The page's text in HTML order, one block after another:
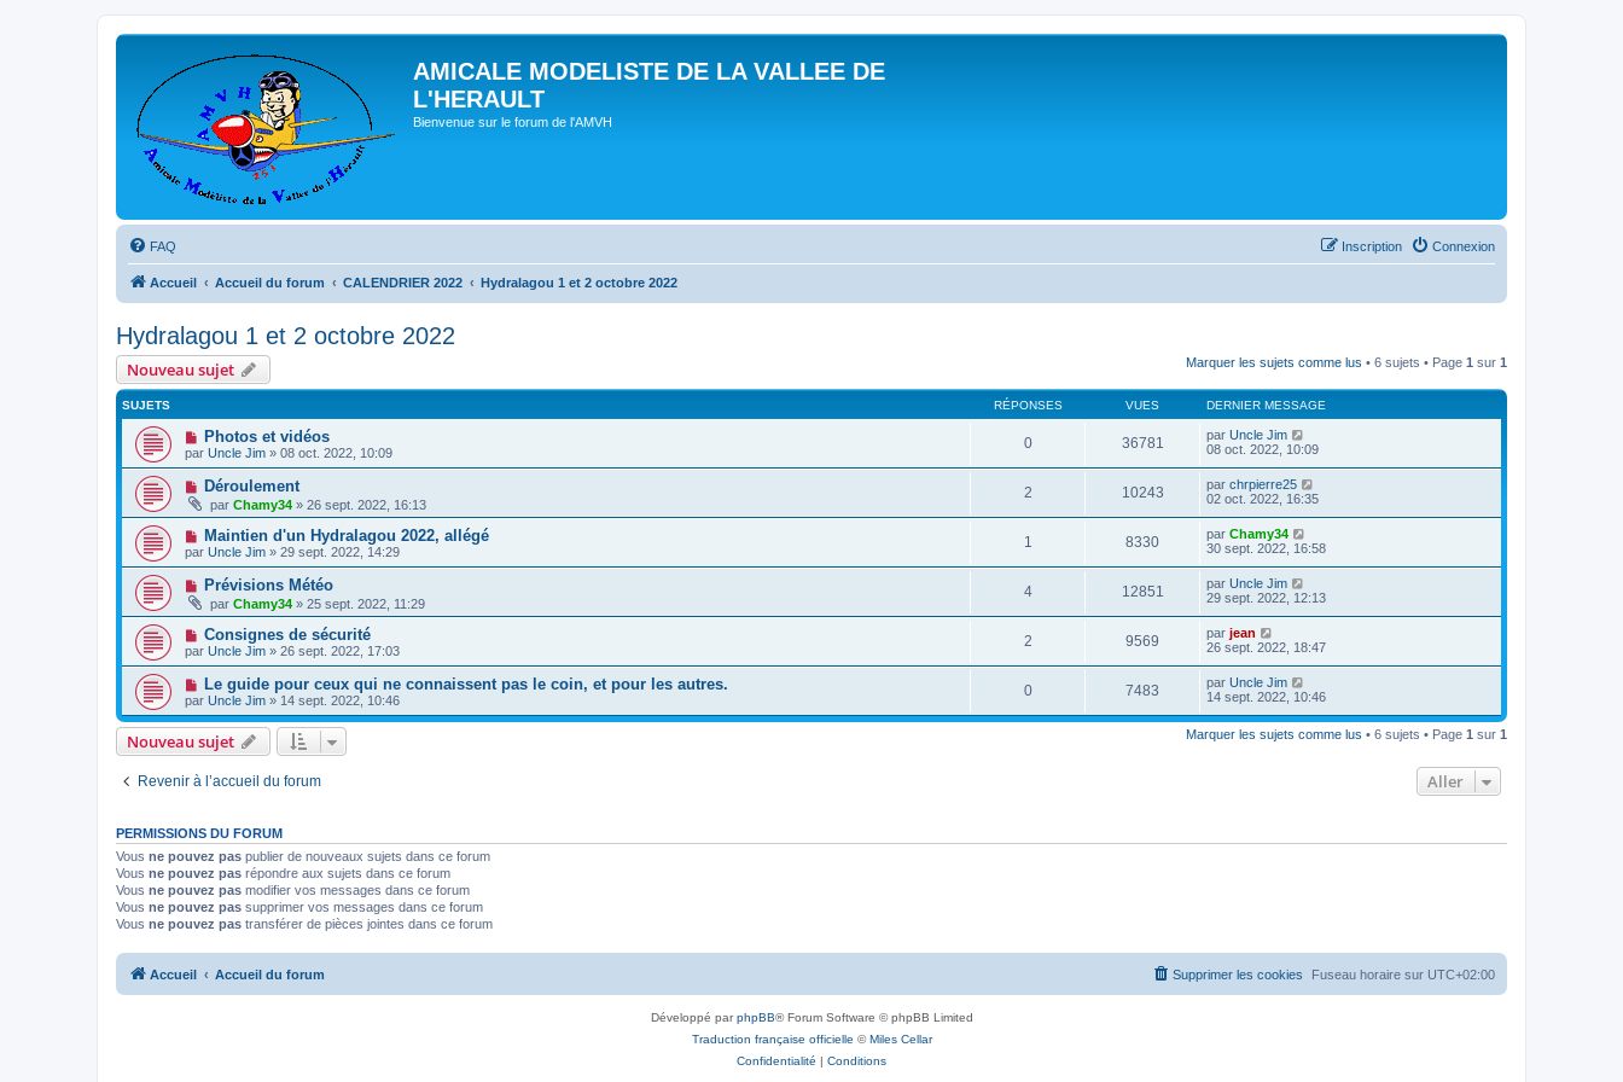
AMICALE MODELISTE DE LA VALLEE DE
L'HERAULT
Bienvenue sur le forum de l'AMVH
FAQ Connexion
Inscription
Accueil Accueil du forum CALENDRIER 2022 Hydralagou 1 et 2 octobre 2022
Hydralagou 1 et 2 octobre 2022
Nouveau sujet Marquer les sujets comme lus • 6 sujets • Page 1 sur 1
SUJETS RÉPONSES VUES DERNIER MESSAGE
Photos et vidéos
par Uncle Jim » 08 oct. 2022, 10:09
0 36781 par Uncle Jim
08 oct. 2022, 10:09
Déroulement
par Chamy34 » 26 sept. 2022, 16:13
2 10243 par chrpierre25
02 oct. 2022, 16:35
Maintien d'un Hydralagou 2022, allégé
par Uncle Jim » 29 sept. 2022, 14:29
1 8330 par Chamy34
30 sept. 2022, 16:58
Prévisions Météo
par Chamy34 » 25 sept. 2022, 11:29
4 12851 par Uncle Jim
29 sept. 2022, 12:13
Consignes de sécurité
par Uncle Jim » 26 sept. 2022, 17:03
2 9569 par jean
26 sept. 2022, 18:47
Le guide pour ceux qui ne connaissent pas le coin, et pour les autres.
par Uncle Jim » 14 sept. 2022, 10:46
0 7483 par Uncle Jim
14 sept. 2022, 10:46
Nouveau sujet Marquer les sujets comme lus • 6 sujets • Page 1 sur 1
Revenir à l’accueil du forum Aller
PERMISSIONS DU FORUM
Vous ne pouvez pas publier de nouveaux sujets dans ce forum
Vous ne pouvez pas répondre aux sujets dans ce forum
Vous ne pouvez pas modifier vos messages dans ce forum
Vous ne pouvez pas supprimer vos messages dans ce forum
Vous ne pouvez pas transférer de pièces jointes dans ce forum
Accueil Accueil du forum Fuseau horaire sur UTC+02:00
Supprimer les cookies
Développé parphpBB® Forum Software © phpBB Limited
Traduction française officielle ©Miles Cellar
Confidentialité | Conditions